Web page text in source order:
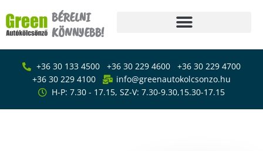
to
BÉRELNI
KÖNNYEBB!
Főoldal
Bérlés
Furgon – kisteherautó
bérlés
+36 30 133 4500 +36 30 229 4600
+36 30 229 4700
+36 30 229 4100
info@greenautokolcsonzo.hu
H-P: 7.30 - 17.15, SZ-V: 7.30-9.30,15.30-17.15